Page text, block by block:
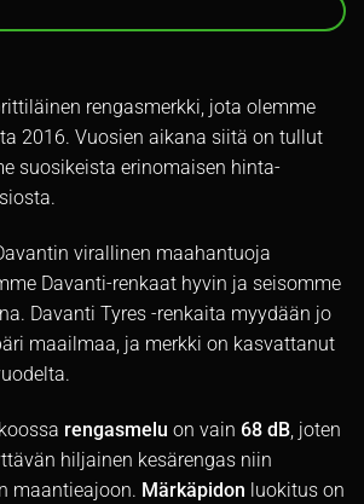
rengasmerkki, jota olemme
2016. Vuosien aikana siitä on tullut
suosikeista erinomaisen hinta-
virallinen maahantuoja
Davanti-renkaat hyvin ja seisomme
Davanti Tyres -renkaita myydään jo
maailmaa, ja merkki on kasvattanut
koossa rengasmelu on vain 68 dB, joten
hiljainen kesärengas niin
maantieajoon. Märkäpidon luokitus on